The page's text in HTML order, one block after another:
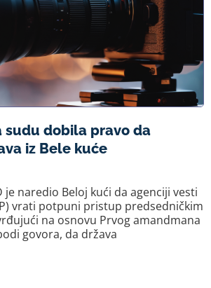
sudu dobila pravo da
iz Bele kuće
je naredio Beloj kući da agenciji vesti
vrati potpuni pristup predsedničkim
na osnovu Prvog amandmana
govora, da država